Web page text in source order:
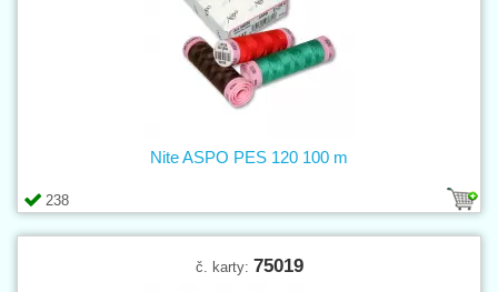
238
Nite ASPO PES 120 100 m
č. karty: 75019